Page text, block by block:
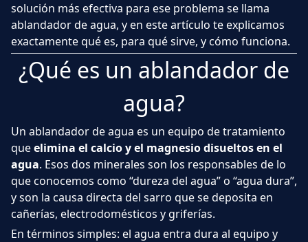
solución más efectiva para ese problema se llama
ablandador de agua, y en este artículo te explicamos
exactamente qué es, para qué sirve, y cómo funciona.
¿Qué es un ablandador de
agua?
Un ablandador de agua es un equipo de tratamiento
queelimina el calcio y el magnesio disueltos en el
agua. Esos dos minerales son los responsables de lo
que conocemos como “dureza del agua” o “agua dura”,
y son la causa directa del sarro que se deposita en
cañerías, electrodomésticos y griferías.
En términos simples: el agua entra dura al equipo y